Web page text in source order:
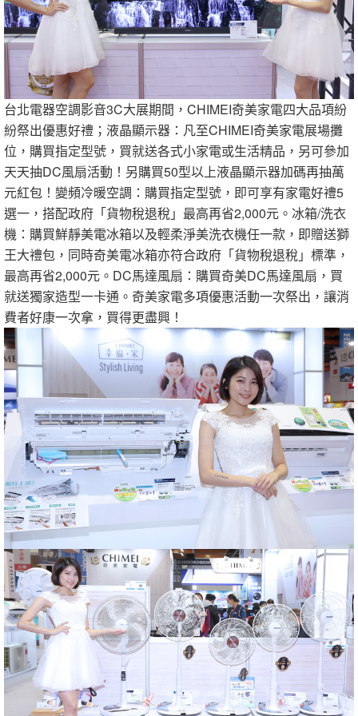
台北電器空調影音3C大展期間，CHIMEI奇美家電四大品項紛
紛祭出優惠好禮；液晶顯示器：凡至CHIMEI奇美家電展場攤
位，購買指定型號，買就送各式小家電或生活精品，另可參加
天天抽DC風扇活動！另購買50型以上液晶顯示器加碼再抽萬
元紅包！變頻冷暖空調：購買指定型號，即可享有家電好禮5
選一，搭配政府「貨物稅退稅」最高再省2,000元。冰箱/洗衣
機：購買鮮靜美電冰箱以及輕柔淨美洗衣機任一款，即贈送獅
王大禮包，同時奇美電冰箱亦符合政府「貨物稅退稅」標準，
最高再省2,000元。DC馬達風扇：購買奇美DC馬達風扇，買
就送獨家造型一卡通。奇美家電多項優惠活動一次祭出，讓消
費者好康一次拿，買得更盡興！